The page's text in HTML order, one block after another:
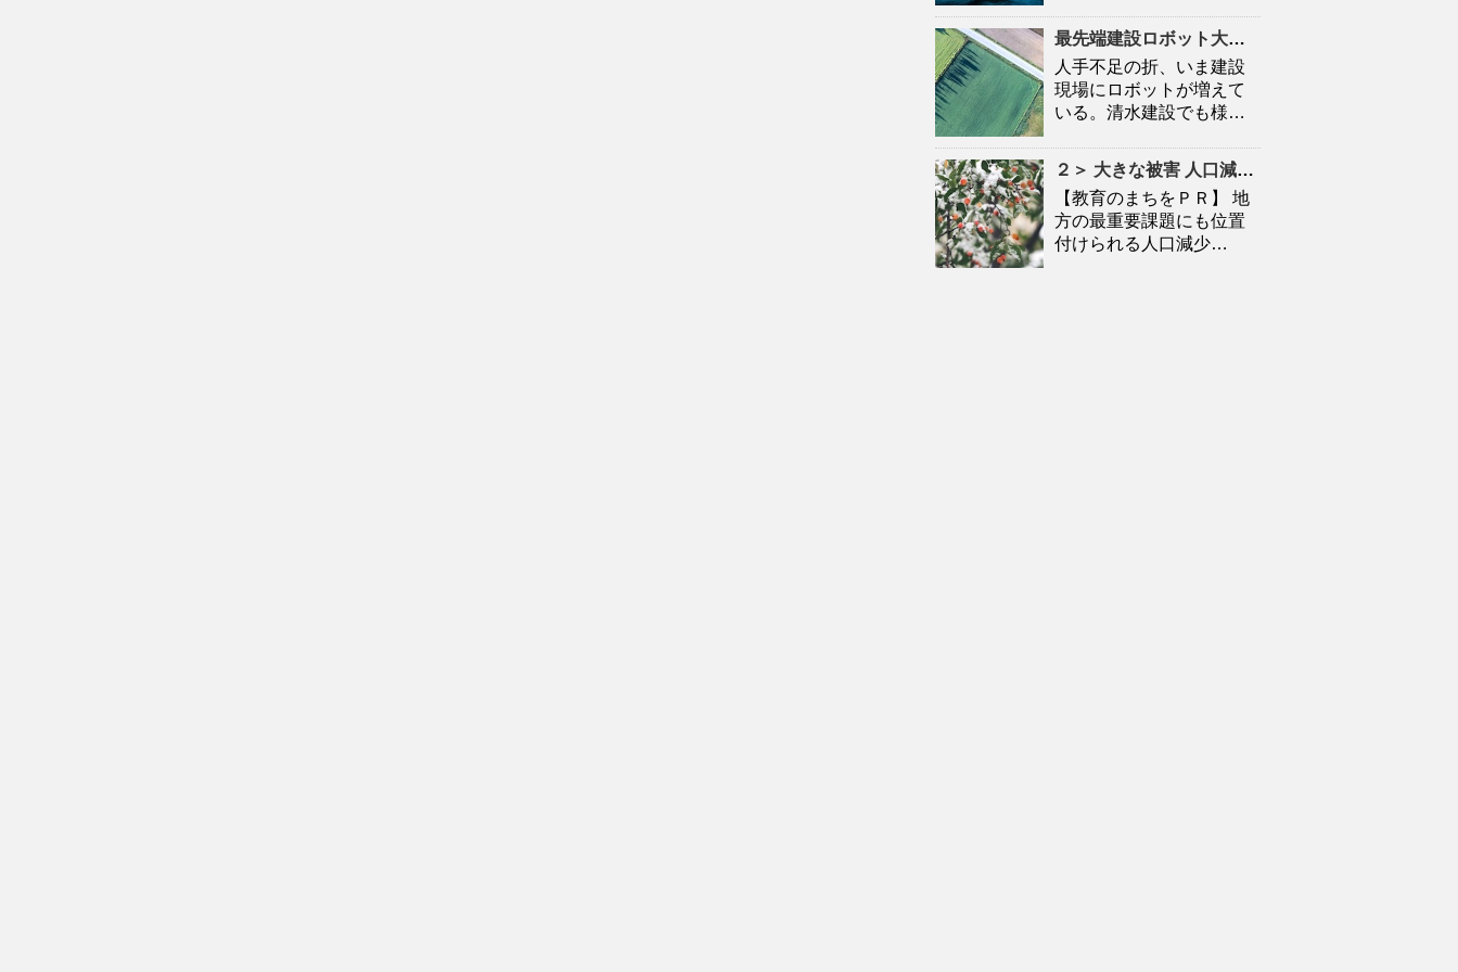
最先端建設ロボット大集合
人手不足の折、いま建設
現場にロボットが増えて
いる。清水建設でも様…
２＞ 大きな被害 人口 減に拍車 「教育のまち」で移住促進｜特集 – 苫小牧民報
【教育のまちをＰＲ】 地
方の最重要課題にも位置
付けられる人口減少…